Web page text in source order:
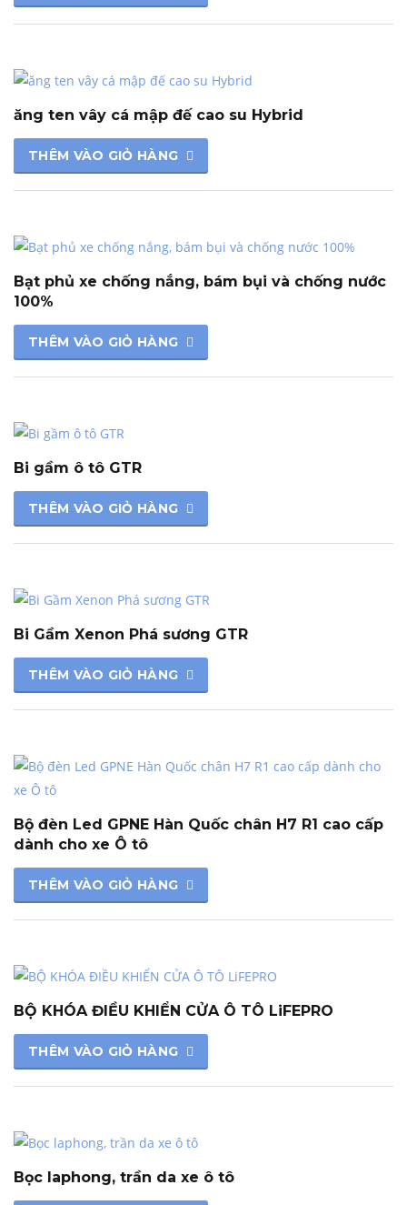
ăng ten vây cá mập đế cao su Hybrid
THÊM VÀO GIỎ HÀNG
Bạt phủ xe chống nắng, bám bụi và chống nước
100%
THÊM VÀO GIỎ HÀNG
Bi gầm ô tô GTR
THÊM VÀO GIỎ HÀNG
Bi Gầm Xenon Phá sương GTR
THÊM VÀO GIỎ HÀNG
Bộ đèn Led GPNE Hàn Quốc chân H7 R1 cao cấp
dành cho xe Ô tô
THÊM VÀO GIỎ HÀNG
BỘ KHÓA ĐIỀU KHIỂN CỬA Ô TÔ LiFEPRO
THÊM VÀO GIỎ HÀNG
Bọc laphong, trần da xe ô tô